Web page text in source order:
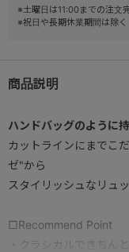
※土曜日は11:00までの注文
※祝日や長期休業期間は除く
商品説明
ハンドバッグのように
カットラインにまでこ
ゼ"から
スタイリッシュなリュ
□Recommend Point
・クラシカルできちん